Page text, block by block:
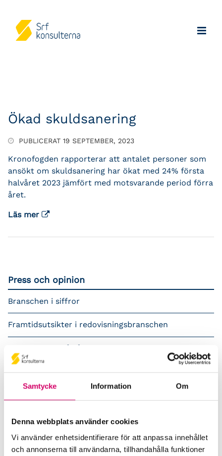
Samtycke Information Om
Denna webbplats använder cookies
Vi använder enhetsidentifierare för att anpassa innehållet
och annonserna till användarna, tillhandahålla funktioner
Ökad skuldsanering
PUBLICERAT 19 SEPTEMBER, 2023
Kronofogden rapporterar att antalet personer som
ansökt om skuldsanering har ökat med 24% första
halvåret 2023 jämfört med motsvarande period förra
året.
Läs mer
Press och opinion
Branschen i siffror
Framtidsutsikter i redovisningsbranschen
Prenumerera på våra nyhetsbrev
Pressrum
Remisser
Samverkan med myndigheter och organisationer